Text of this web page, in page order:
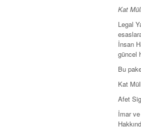
Kat
Legal
İnsan
güncel
Bu
Kat
Afet
İmar